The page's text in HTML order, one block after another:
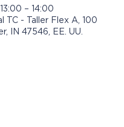
– 14:00
TC - Taller Flex A, 100
IN 47546, EE. UU.